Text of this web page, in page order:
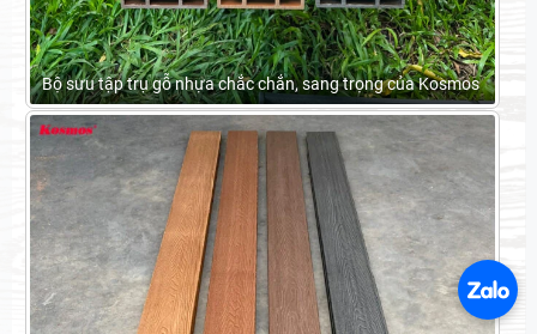
Bộ sưu tập trụ gỗ nhựa chắc chắn, sang trọng của Kosmos